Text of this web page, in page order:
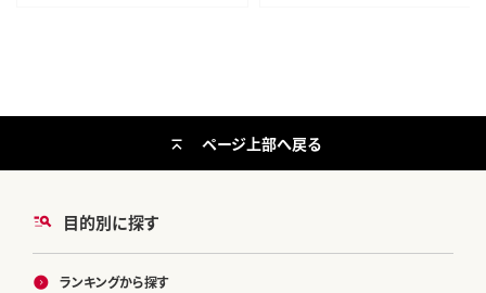
目的別に探す
ランキングから探す
ページ上部へ戻る